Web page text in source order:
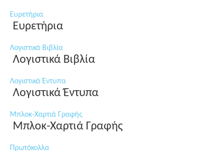
Ευρετήρια
Ευρετήρια
Λογιστικά Βιβλία
Λογιστικά Βιβλία
Λογιστικά Έντυπα
Λογιστικά Έντυπα
Μπλοκ-Χαρτιά Γραφής
Μπλοκ-Χαρτιά Γραφής
Πρωτόκολλα